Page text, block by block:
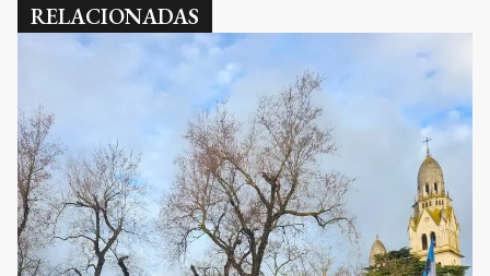
RELACIONADAS